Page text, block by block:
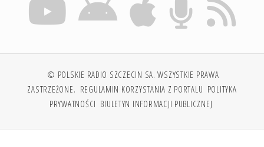
© POLSKIE RADIO SZCZECIN SA. WSZYSTKIE PRAWA
ZASTRZEŻONE. REGULAMIN KORZYSTANIA Z PORTALU POLITYKA
PRYWATNOŚCI BIULETYN INFORMACJI PUBLICZNEJ